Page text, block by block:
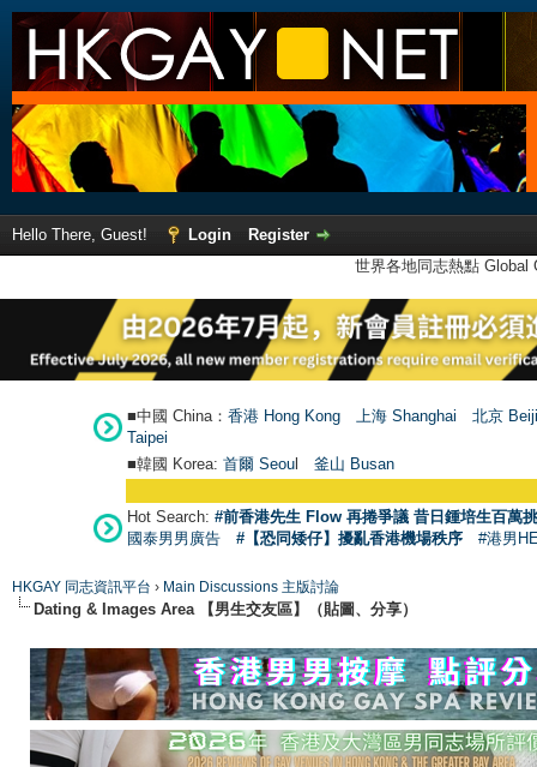
Hello There, Guest! Login
Register
世界各地同志熱點
■中國 China： 香港 Hong Kong 上海 Shanghai
北京
Taipei
■韓國 Korea: 首爾 Seoul 釜山 Busan
Hot Search: #前香港先生 Flow 再捲爭議 昔日鍾培生百萬
國泰男男廣告
#【恐同矮仔】擾亂香港機場秩序 #港男
HKGAY 同志資訊平台 › Main Discussions 主版討論
Dating & Images Area 【男生交友區】（貼圖、分享）